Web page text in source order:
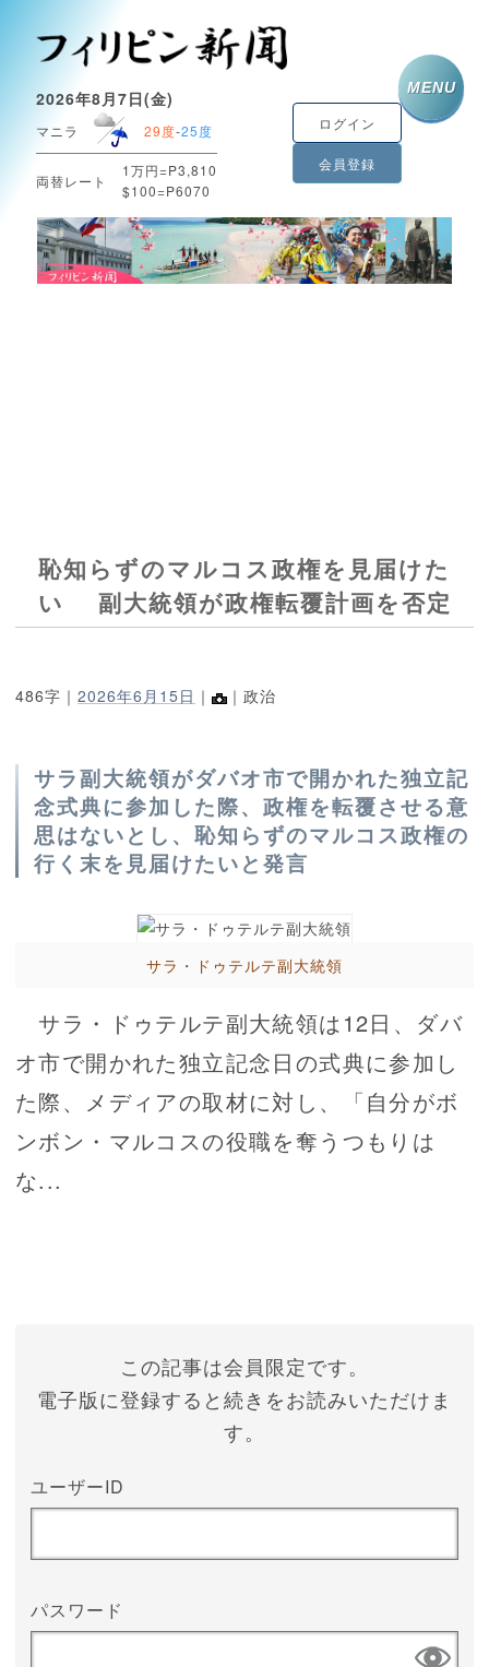
2026年8月7日(金)
マニラ 29度-25度
両替レート
1万円=P3,810
$100=P6070
ログイン
会員登録
MENU
恥知らずのマルコス政権を見届けた
い 副大統領が政権転覆計画を否定
486字｜ 2026年6月15日 ｜ ｜政治
サラ副大統領がダバオ市で開かれた独立記
念式典に参加した際、政権を転覆させる意
思はないとし、恥知らずのマルコス政権の
行く末を見届けたいと発言
サラ・ドゥテルテ副大統領
サラ・ドゥテルテ副大統領は12日、ダバ
オ市で開かれた独立記念日の式典に参加し
た際、メディアの取材に対し、「自分がボ
ンボン・マルコスの役職を奪うつもりは
な...
この記事は会員限定です。
電子版に登録すると続きをお読みいただけま
す。
ユーザーID
パスワード